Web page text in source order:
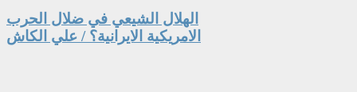
الهلال الشيعي في ضلال الحرب
الامريكية الايرانية؟ / علي الكاش